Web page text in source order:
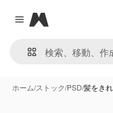
Close menu
Magnific
ホーム/ストック/PSD/髪をき